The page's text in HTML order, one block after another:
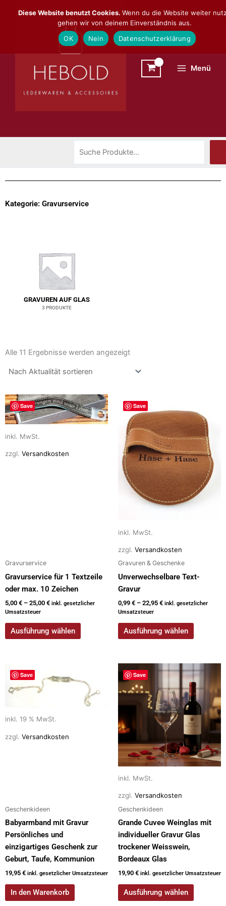
Inhalt
Menü
Kategorie: Gravurservice
GRAVUREN AUF GLAS
3 PRODUKTE
Alle 11 Ergebnisse werden angezeigtAktualität
Save
inkl. MwSt.
zzgl. Versandkosten
Gravurservice
Gravurservice für 1 Textzeile
oder max. 10 Zeichen
5,00 € – 25,00 € inkl. gesetzlicher
Umsatzsteuer
Ausführung wählen
Dieses
Produkt
weist
mehrere
Save
inkl. MwSt.
zzgl. Versandkosten
Gravuren & Geschenke
Unverwechselbare Text-
Gravur
0,99 € – 22,95 € inkl. gesetzlicher
Umsatzsteuer
Ausführung wählen
Dieses
Produkt
weist
mehrere
Varianten
auf.
Die
Optionen
können
Produktseite
gewählt
Save
inkl. 19 % MwSt.
zzgl. Versandkosten
Geschenkideen
Babyarmband mit Gravur
Persönliches und
einzigartiges Geschenk zur
Geburt, Taufe, Kommunion
19,95 € inkl. gesetzlicher Umsatzsteuer
In den Warenkorb
Save
inkl. MwSt.
zzgl. Versandkosten
Geschenkideen
Grande Cuvee Weinglas mit
individueller Gravur Glas
trockener Weisswein,
Bordeaux Glas
19,90 € inkl. gesetzlicher Umsatzsteuer
Ausführung wählen
Dieses
Produkt
weist
mehrere
Varianten
auf.
Die
Optionen
können
auf
Produktseite
gewählt
werden
Diese Website benutzt Cookies. Wenn du die Website weiter
gehen wir von deinem Einverständnis aus.
OK
Nein Datenschutzerklärung